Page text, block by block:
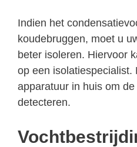
Indien het
koudebruggen, moet u
beter isoleren. Hiervoor
op een isolatiespecialist.
apparatuur in huis om
detecteren.